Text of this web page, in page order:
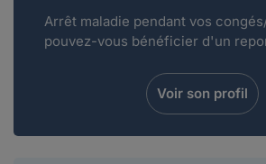
Arrêt maladie pendant vos
pouvez-vous bénéficier d'un
Voir son profil